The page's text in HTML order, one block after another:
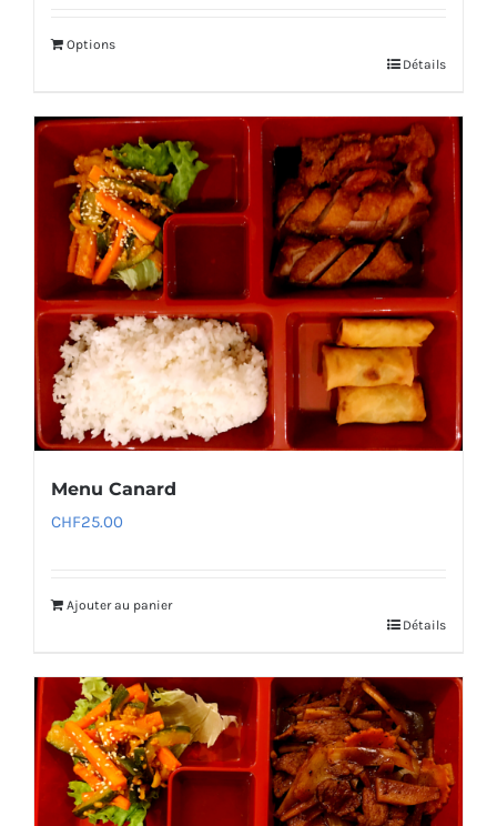
Options
Détails
Menu Canard
CHF25.00
Ajouter au panier
Détails